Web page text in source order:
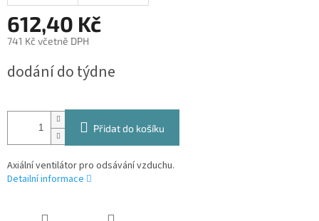
612,40 Kč
741 Kč včetně DPH
cena:
dodání do týdne
Přidat do košíku
Axiální ventilátor pro odsávání vzduchu.
Detailní informace